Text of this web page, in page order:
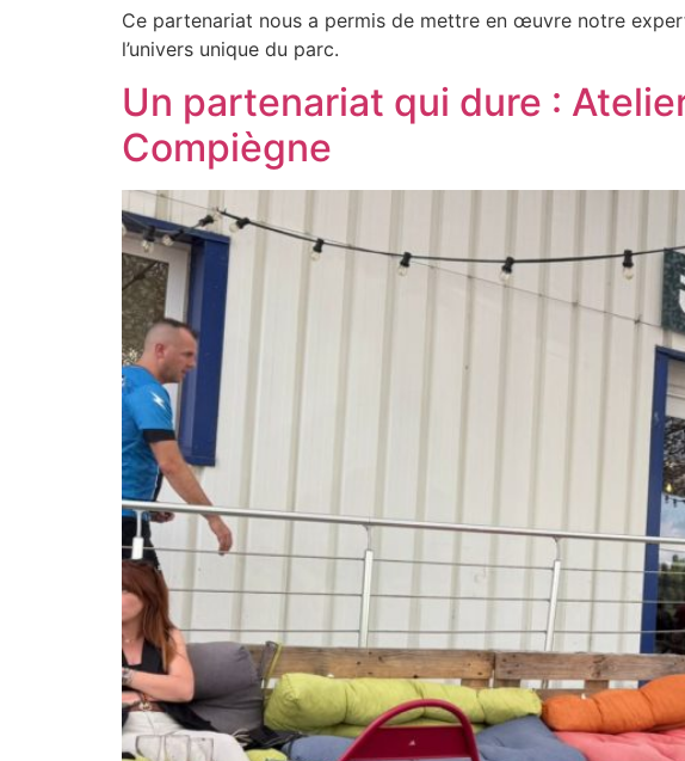
Ce partenariat nous a permis de mettre en œuvre notre
l’univers unique du parc.
Un partenariat qui dure :
Compiègne